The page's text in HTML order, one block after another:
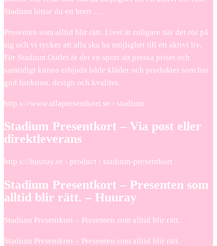
Stadium hittar du ett brett …
Presenten som alltid blir rätt. Livet är roligare när det rör på
sig och vi tycker att alla ska ha möjlighet till ett aktivt liv.
För Stadium Outlet är det en sport att pressa priset och
samtidigt kunna erbjuda både kläder och produkter som har
god funktion, design och kvalitet.
http s://www.allapresentkort.se › stadium
Stadium Presentkort – Via post eller
direktleverans
http s://huuray.se › product › stadium-presentkort
Stadium Presentkort – Presenten som
alltid blir rätt. – Huuray
Stadium Presentkort – Presenten som alltid blir rätt.
Stadium Presentkort – Presenten som alltid blir rätt.